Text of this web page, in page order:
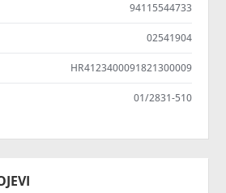
94115544733
02541904
HR4123400091821300009
01/2831-510